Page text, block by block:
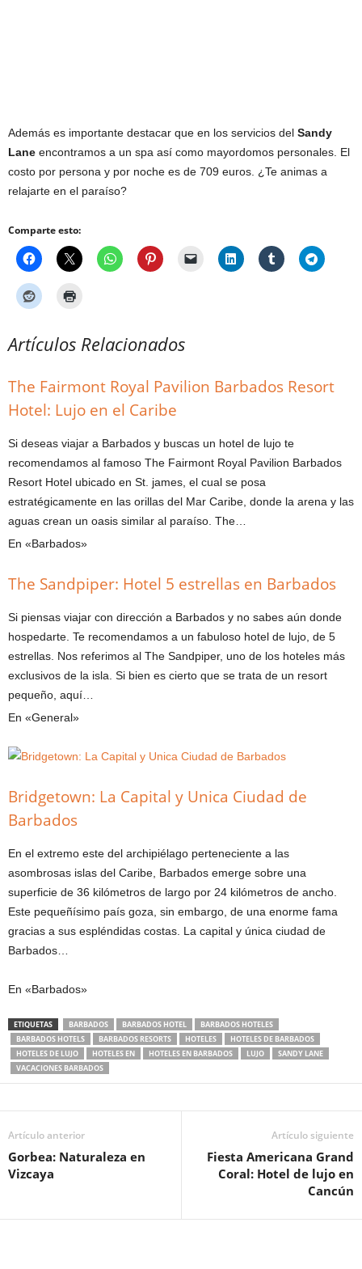
Además es importante destacar que en los servicios del Sandy
Lane encontramos a un spa así como mayordomos personales. El
costo por persona y por noche es de 709 euros. ¿Te animas a
relajarte en el paraíso?
Comparte esto:
Artículos Relacionados
The Fairmont Royal Pavilion Barbados Resort
Hotel: Lujo en el Caribe
Si deseas viajar a Barbados y buscas un hotel de lujo te
recomendamos al famoso The Fairmont Royal Pavilion Barbados
Resort Hotel ubicado en St. james, el cual se posa
estratégicamente en las orillas del Mar Caribe, donde la arena y las
aguas crean un oasis similar al paraíso. The…
En «Barbados»
The Sandpiper: Hotel 5 estrellas en Barbados
Si piensas viajar con dirección a Barbados y no sabes aún donde
hospedarte. Te recomendamos a un fabuloso hotel de lujo, de 5
estrellas. Nos referimos al The Sandpiper, uno de los hoteles más
exclusivos de la isla. Si bien es cierto que se trata de un resort
pequeño, aquí…
En «General»
Bridgetown: La Capital y Unica Ciudad de
Barbados
En el extremo este del archipiélago perteneciente a las
asombrosas islas del Caribe, Barbados emerge sobre una
superficie de 36 kilómetros de largo por 24 kilómetros de ancho.
Este pequeñísimo país goza, sin embargo, de una enorme fama
gracias a sus espléndidas costas. La capital y única ciudad de
Barbados…
En «Barbados»
ETIQUETAS BARBADOS BARBADOS HOTEL
BARBADOS HOTELES
BARBADOS HOTELS
BARBADOS RESORTS HOTELES
HOTELES DE BARBADOS
HOTELES DE LUJO
HOTELES EN HOTELES EN BARBADOS LUJO
SANDY LANE
VACACIONES BARBADOS
Artículo anterior
Gorbea: Naturaleza en
Vizcaya
Artículo siguiente
Fiesta Americana Grand
Coral: Hotel de lujo en
Cancún